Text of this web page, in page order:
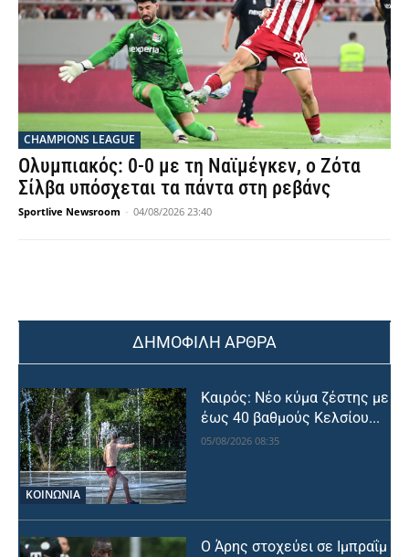
CHAMPIONS LEAGUE
Ολυμπιακός: 0-0 με τη Ναϊμέγκεν, ο Ζότα
Σίλβα υπόσχεται τα πάντα στη ρεβάνς
Sportlive Newsroom - 04/08/2026 23:40
ΔΗΜΟΦΙΛΗ ΑΡΘΡΑ
ΚΟΙΝΩΝΙΑ
Καιρός: Νέο κύμα ζέστης με
έως 40 βαθμούς Κελσίου...
05/08/2026 08:35
Ο Άρης στοχεύει σε Ιμπραΐμ